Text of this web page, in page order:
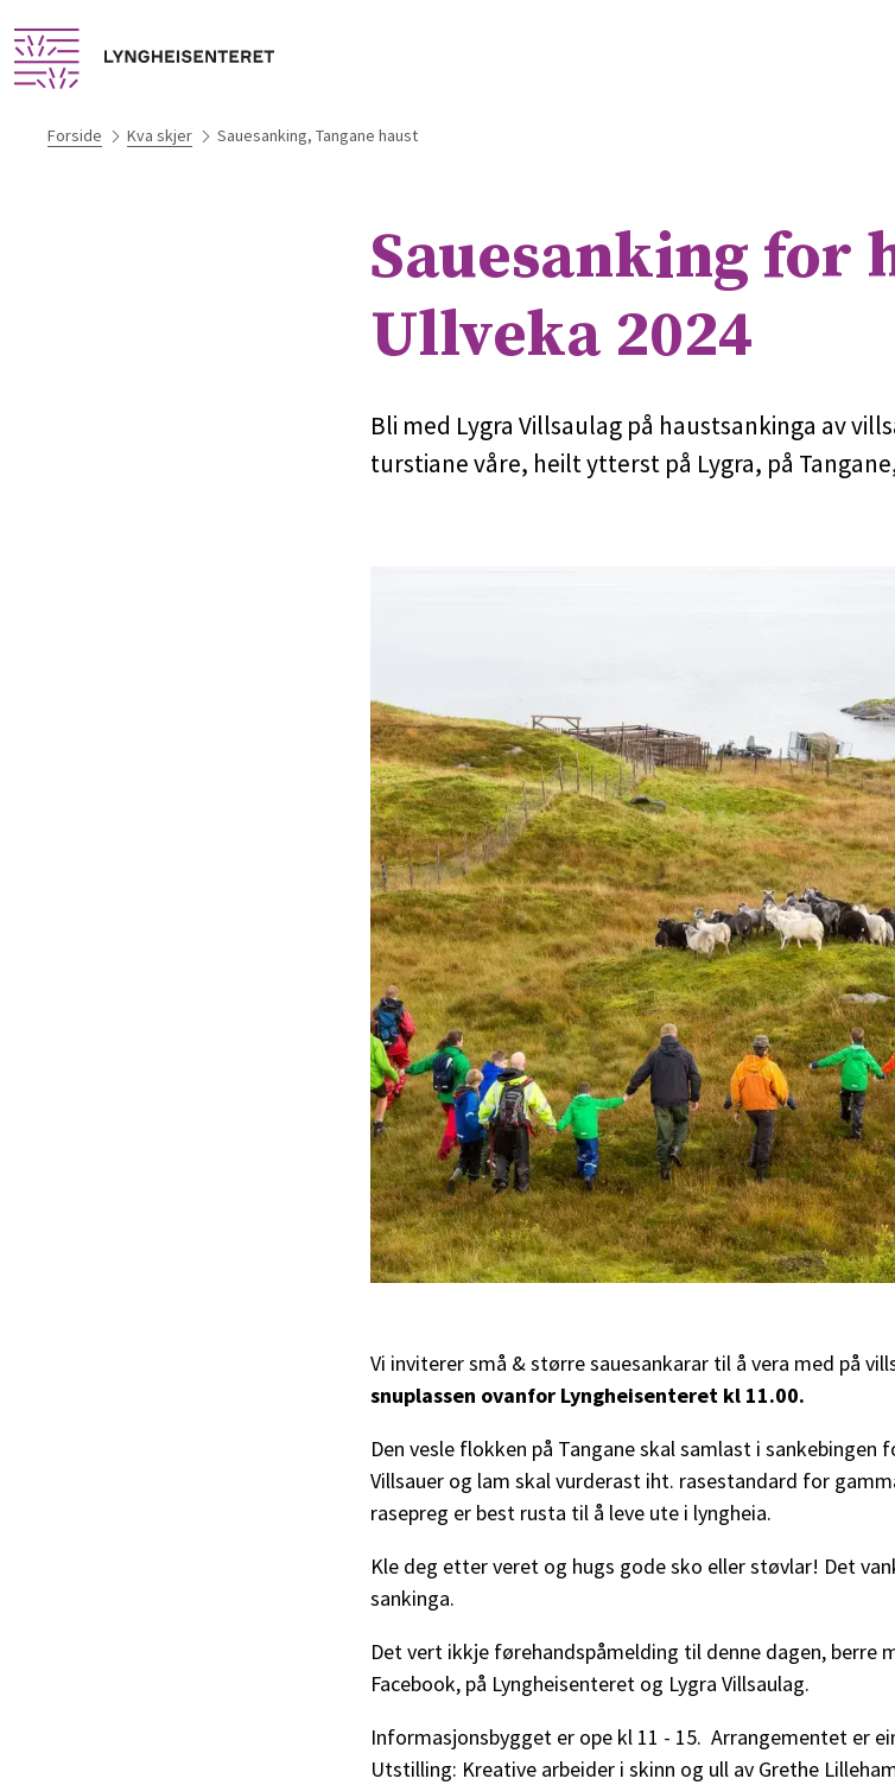
Forside Kva skjer Sauesanking, Tangane haust
Sauesanking for
Ullveka 2024
Bli med Lygra Villsaulag på haustsankinga av
turstiane våre, heilt ytterst på Lygra, på
Vi inviterer små & større sauesankarar til å vera med på
snuplassen ovanfor Lyngheisenteret kl 11.00.
Den vesle flokken på Tangane skal samlast i
Villsauer og lam skal vurderast iht. rasestandard for
rasepreg er best rusta til å leve ute i lyngheia.
Kle deg etter veret og hugs gode sko eller støvlar! Det
sankinga.
Det vert ikkje førehandspåmelding til denne dagen, berre
Facebook, på Lyngheisenteret og Lygra Villsaulag.
Informasjonsbygget er ope kl 11 - 15. Arrangementet er
Utstilling: Kreative arbeider i skinn og ull av Grethe